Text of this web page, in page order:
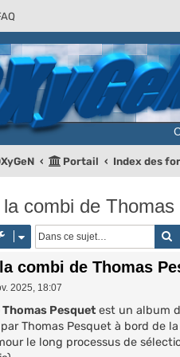
Portail Index des
combi de Thomas
combi de Thomas
2025, 18:07
Thomas Pesquet est un album
Thomas Pesquet à bord de
le long processus de